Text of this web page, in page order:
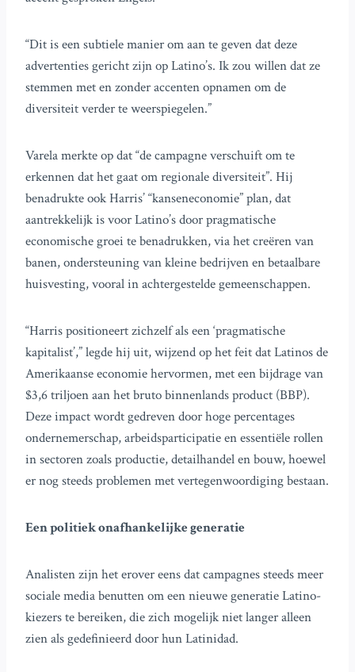
“Dit is een subtiele manier om aan te geven dat deze
advertenties gericht zijn op Latino’s. Ik zou willen dat ze
stemmen met en zonder accenten opnamen om de
diversiteit verder te weerspiegelen.”
Varela merkte op dat “de campagne verschuift om te
erkennen dat het gaat om regionale diversiteit”. Hij
benadrukte ook Harris’ “kanseneconomie” plan, dat
aantrekkelijk is voor Latino’s door pragmatische
economische groei te benadrukken, via het creëren van
banen, ondersteuning van kleine bedrijven en betaalbare
huisvesting, vooral in achtergestelde gemeenschappen.
“Harris positioneert zichzelf als een ‘pragmatische
kapitalist’,” legde hij uit, wijzend op het feit dat Latinos de
Amerikaanse economie hervormen, met een bijdrage van
$3,6 triljoen aan het bruto binnenlands product (BBP).
Deze impact wordt gedreven door hoge percentages
ondernemerschap, arbeidsparticipatie en essentiële rollen
in sectoren zoals productie, detailhandel en bouw, hoewel
er nog steeds problemen met vertegenwoordiging bestaan.
Een politiek onafhankelijke generatie
Analisten zijn het erover eens dat campagnes steeds meer
sociale media benutten om een nieuwe generatie Latino-
kiezers te bereiken, die zich mogelijk niet langer alleen
zien als gedefinieerd door hun Latinidad.